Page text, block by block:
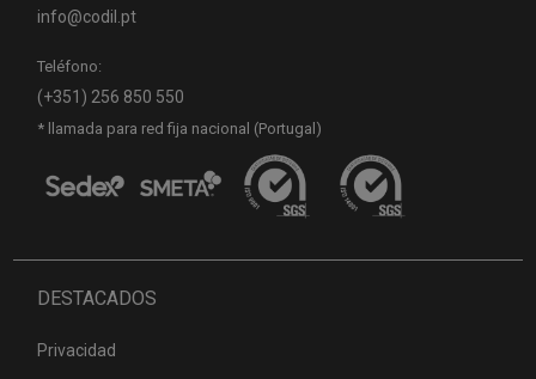
info@codil.pt
Teléfono:
(+351) 256 850 550
* llamada para red fija nacional (Portugal)
DESTACADOS
Privacidad